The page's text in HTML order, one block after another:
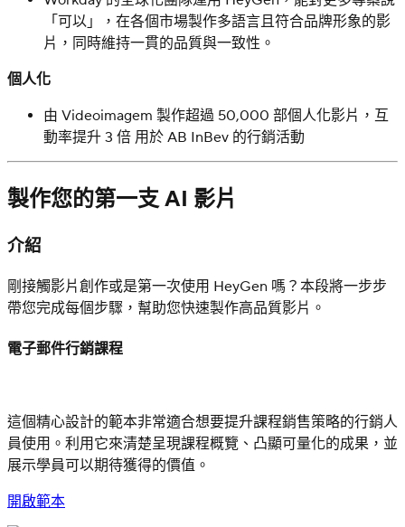
「可以」，在各個市場製作多語言且符合品牌形象的影
片，同時維持一貫的品質與一致性。
個人化
由 Videoimagem 製作超過 50,000 部個人化影片，互
動率提升 3 倍 用於 AB InBev 的行銷活動
製作您的第一支 AI 影片
介紹
剛接觸影片創作或是第一次使用 HeyGen 嗎？本段將一步步
帶您完成每個步驟，幫助您快速製作高品質影片。
電子郵件行銷課程
這個精心設計的範本非常適合想要提升課程銷售策略的行銷人
員使用。利用它來清楚呈現課程概覽、凸顯可量化的成果，並
展示學員可以期待獲得的價值。
開啟範本